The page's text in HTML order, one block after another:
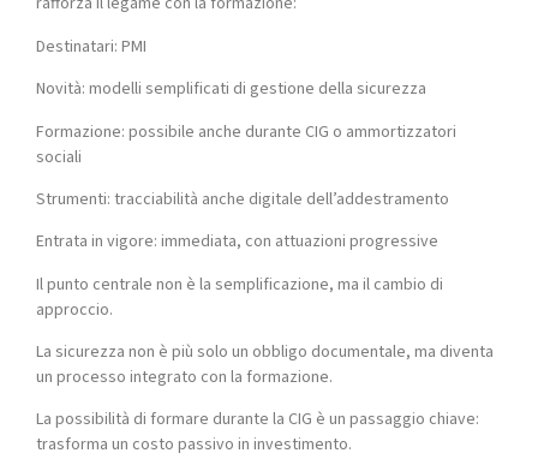
Destinatari: PMI
Novità: modelli semplificati di gestione della sicurezza
Formazione: possibile anche durante CIG o ammortizzatori
sociali
Strumenti: tracciabilità anche digitale dell’addestramento
Entrata in vigore: immediata, con attuazioni progressive
Il punto centrale non è la semplificazione, ma il cambio di
approccio.
La sicurezza non è più solo un obbligo documentale, ma diventa
un processo integrato con la formazione.
La possibilità di formare durante la CIG è un passaggio chiave:
trasforma un costo passivo in investimento.